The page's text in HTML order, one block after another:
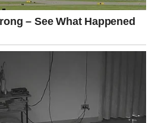
odlagao
nagradu.